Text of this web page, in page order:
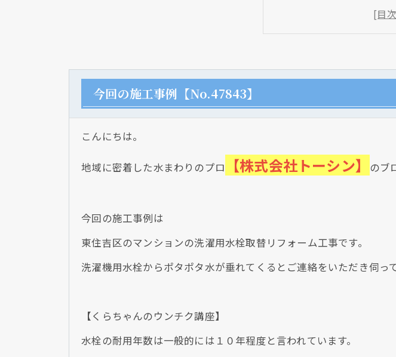
今回の施工事例【No.47843】
こんにちは。
地域に密着した水まわりのプロ 【株式会社トーシン】 のブ
今回の施工事例は
東住吉区のマンションの洗濯用水栓取替リフォーム工事です。
洗濯機用水栓からポタポタ水が垂れてくるとご連絡をいただき伺っ
【くらちゃんのウンチク講座】
水栓の耐用年数は一般的には１０年程度と言われています。